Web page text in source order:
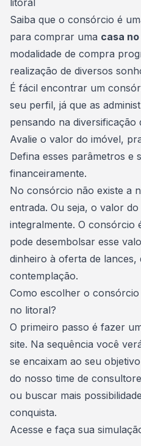
litoral
Saiba que o consórcio é
para comprar uma casa
modalidade de compra
realização de diversos
É fácil encontrar um
seu perfil, já que as
pensando na
Avalie o valor do imóvel,
Defina esses parâmetros e
financeiramente.
No consórcio não existe a
entrada. Ou seja, o valor
integralmente. O consórcio
pode desembolsar esse
dinheiro à oferta de lances,
contemplação.
Como escolher o
no litoral?
O primeiro passo é fazer
site. Na sequência você
se encaixam ao seu
do nosso time de
ou buscar mais
conquista.
Acesse e faça sua